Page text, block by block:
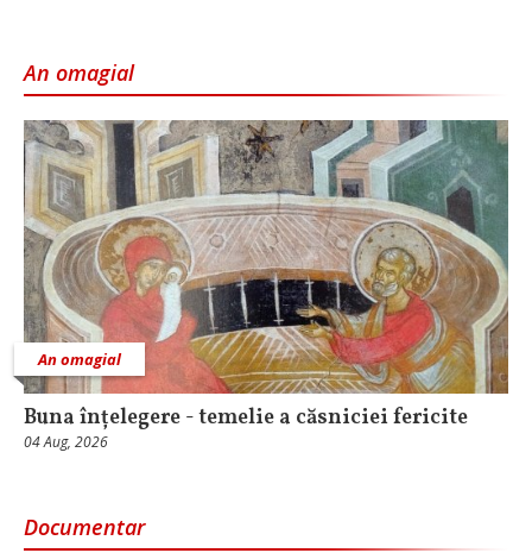
An omagial
An omagial
Buna înțelegere - temelie a căsniciei fericite
04 Aug, 2026
Documentar